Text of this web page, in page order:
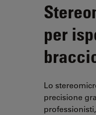
per
Lo
precisione